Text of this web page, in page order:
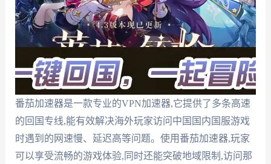
番茄加速器是一款专业的VPN加速器,它提供了多条高速
的回国专线,能有效解决海外玩家访问中国国内国服游戏
时遇到的网速慢、延迟高等问题。使用番茄加速器,玩家
可以享受流畅的游戏体验,同时还能突破地域限制,访问那